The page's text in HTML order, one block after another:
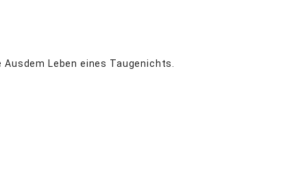
Leben eines Taugenichts.